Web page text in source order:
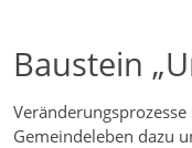
Baustein
Gemeindeleben dazu